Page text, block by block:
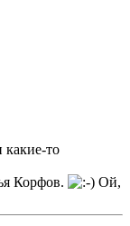
какие-то
Корфов.
Ой,